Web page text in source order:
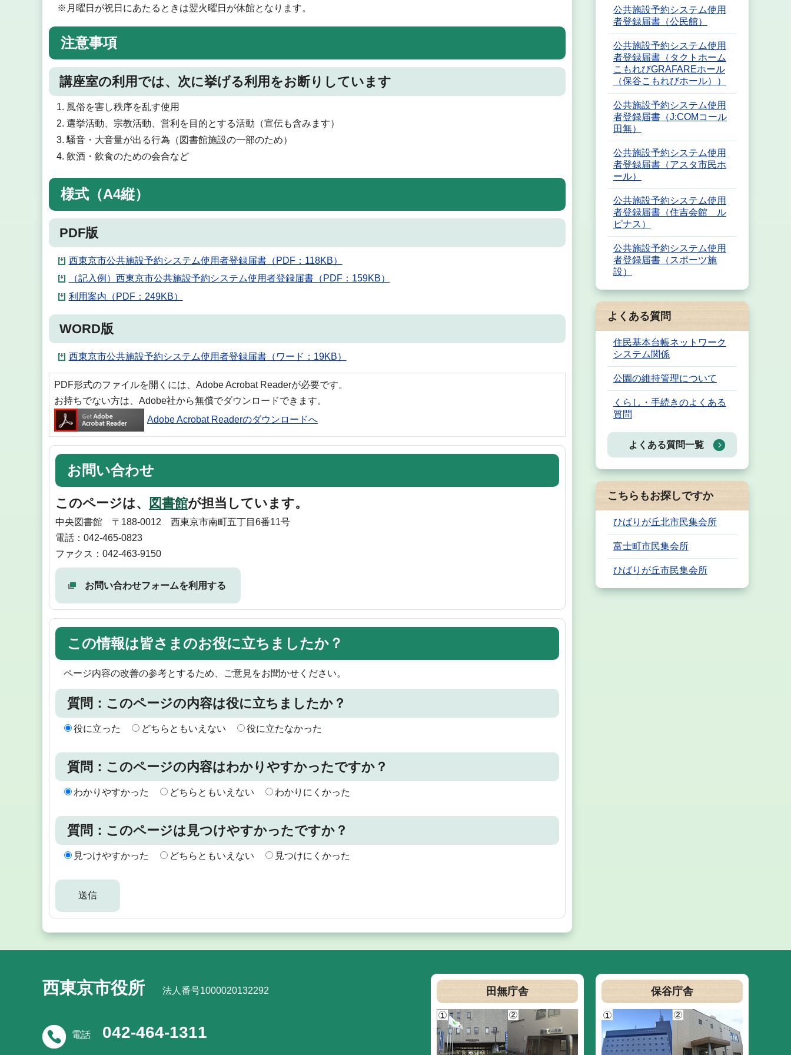
※月曜日が祝日にあたるときは翌火曜日が休館となります。
注意事項
講座室の利用では、次に挙げる利用をお断りしています
風俗を害し秩序を乱す使用
選挙活動、宗教活動、営利を目的とする活動（宣伝も含みます）
騒音・大音量が出る行為（図書館施設の一部のため）
飲酒・飲食のための会合など
様式（A4縦）
PDF版
西東京市公共施設予約システム使用者登録届書（PDF：118KB）
（記入例）西東京市公共施設予約システム使用者登録届書（PDF：159KB）
利用案内（PDF：249KB）
WORD版
西東京市公共施設予約システム使用者登録届書（ワード：19KB）
PDF形式のファイルを開くには、Adobe Acrobat Readerが必要です。
お持ちでない方は、Adobe社から無償でダウンロードできます。
Adobe Acrobat Readerのダウンロードへ
お問い合わせ
このページは、 図書館が担当しています。
中央図書館 〒188-0012 西東京市南町五丁目6番11号
電話：042-465-0823
ファクス：042-463-9150
お問い合わせフォームを利用する
この情報は皆さまのお役に立ちましたか？
ページ内容の改善の参考とするため、ご意見をお聞かせください。
質問：このページの内容は役に立ちましたか？
役に立った どちらともいえない 役に立たなかった
質問：このページの内容はわかりやすかったですか？
わかりやすかった どちらともいえない わかりにくかった
質問：このページは見つけやすかったですか？
見つけやすかった どちらともいえない 見つけにくかった
公共施設予約システム使用
者登録届書（公民館）
公共施設予約システム使用
者登録届書（タクトホーム
こもれびGRAFAREホール
（保谷こもれびホール））
公共施設予約システム使用
者登録届書（J:COMコール
田無）
公共施設予約システム使用
者登録届書（アスタ市民ホ
ール）
公共施設予約システム使用
者登録届書（住吉会館 ル
ピナス）
公共施設予約システム使用
者登録届書（スポーツ施
設）
よくある質問
住民基本台帳ネットワーク
システム関係
公園の維持管理について
くらし・手続きのよくある
質問
よくある質問一覧
こちらもお探しですか
ひばりが丘北市民集会所
富士町市民集会所
ひばりが丘市民集会所
西東京市役所 法人番号1000020132292
電話 042-464-1311
田無庁舎 保谷庁舎